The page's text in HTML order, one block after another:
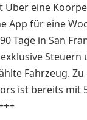
Uber eine
App für eine
Tage in San
Fahrzeug.
ist bereits